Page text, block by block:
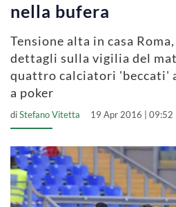
nella bufera
Tensione alta in casa
dettagli sulla vigilia del
quattro calciatori 'beccati'
a poker
diStefano Vitetta 19 Apr 2016 | 09:52